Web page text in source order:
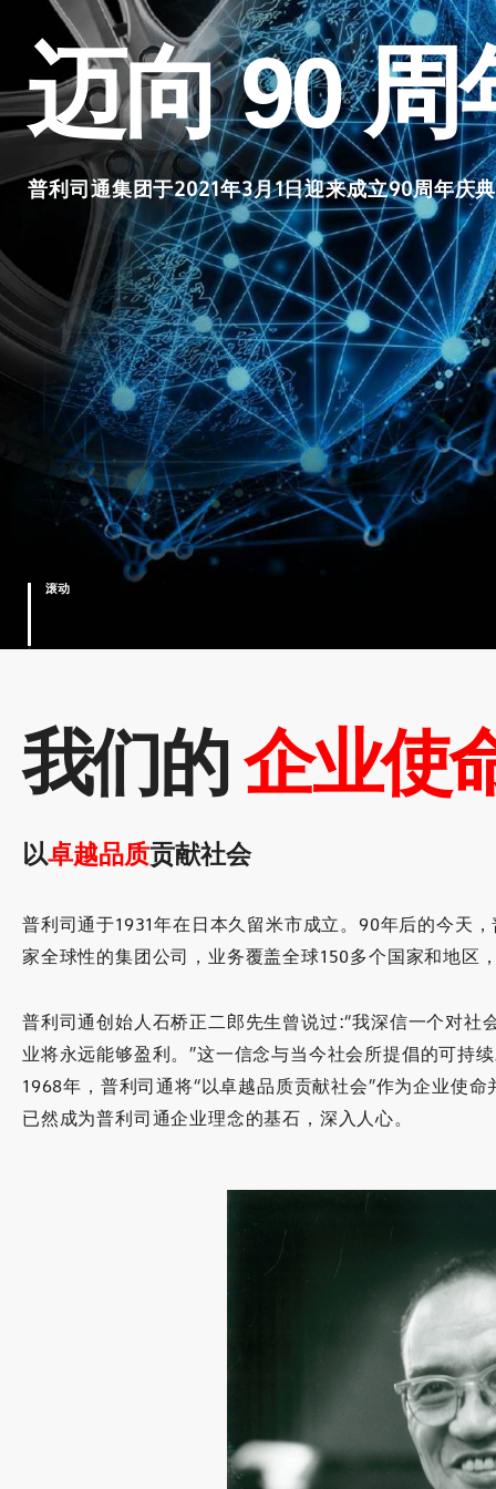
迈向 90 周
普利司通集团于2021年3月1日迎来成立90周年庆
滚动
我们的企业使
以卓越品质贡献社会
普利司通于1931年在日本久留米市成立。90年后的今天
家全球性的集团公司，业务覆盖全球150多个国家和地区
普利司通创始人石桥正二郎先生曾说过:“我深信一个对社
业将永远能够盈利。”这一信念与当今社会所提倡的可持
1968年，普利司通将“以卓越品质贡献社会”作为企业使
已然成为普利司通企业理念的基石，深入人心。